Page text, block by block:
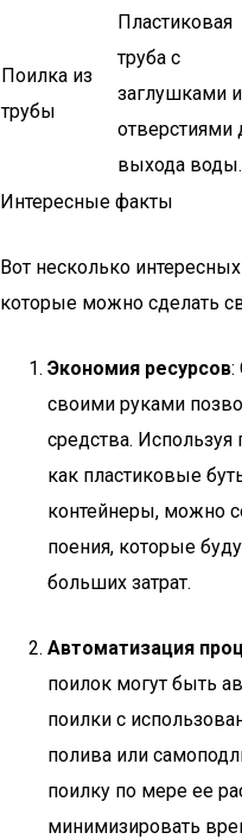
Поилка из
трубы
Пластиковая
труба с
заглушками и
отверстиями
выхода воды.
Интересные факты
Вот несколько
которые можно сделать
Экономия ресурсов:
своими руками
средства.
как пластиковые
контейнеры, можно
поения, которые
больших затрат.
Автоматизация
поилок могут быть
поилки с
полива или
поилку по мере ее
минимизировать